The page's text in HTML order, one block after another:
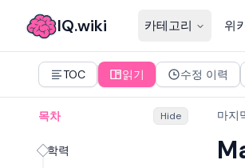
IQ.wiki 카테고리 위
TOC 읽기 수정 이력
목차 Hide
학력
마지